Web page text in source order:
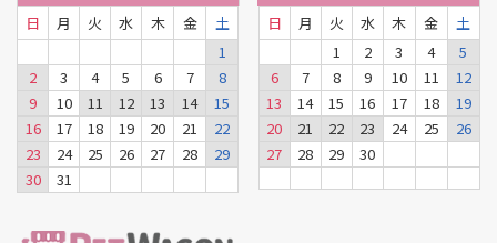
日 月 火 水 木 金
土
1
2
3 4 5 6 7
8
9
10 11 12 13 14
15
16
17 18 19 20 21
22
23
24 25 26 27 28
29
30
31
日 月 火 水 木 金
土
1
2 3 4
5
6
7 8 9 10 11
12
13
14 15 16 17 18
19
20
21 22 23 24 25
26
27
28 29 30